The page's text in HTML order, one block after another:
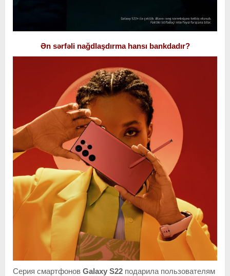
Ən sərfəli nağdlaşdırma hansı bankdadır?
Серия смартфонов Galaxy S22 подарила пользователям